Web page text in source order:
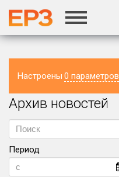
Настроены 0 параметров
Регион
Архив новостей
Период